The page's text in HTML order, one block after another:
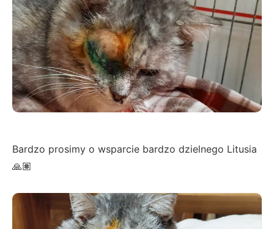
Bardzo prosimy o wsparcie bardzo dzielnego Litusia
🙏🏽